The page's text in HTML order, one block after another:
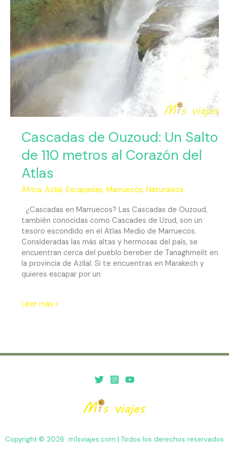
Cascadas de Ouzoud: Un Salto
de 110 metros al Corazón del
Atlas
África, Azilal, Escapadas, Marruecos, Naturaleza
¿Cascadas en Marruecos? Las Cascadas de Ouzoud,
también conocidas como Cascades de Uzud, son un
tesoro escondido en el Atlas Medio de Marruecos.
Consideradas las más altas y hermosas del país, se
encuentran cerca del pueblo bereber de Tanaghmeilt en
la provincia de Azilal. Si te encuentras en Marakech y
quieres escapar por un
Leer más »
Copyright © 2026 m1sviajes.com | Todos los derechos reservados